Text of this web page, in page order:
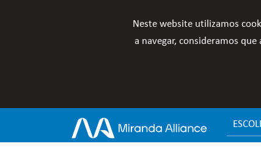
Neste website utilizamos
a navegar, consideramos